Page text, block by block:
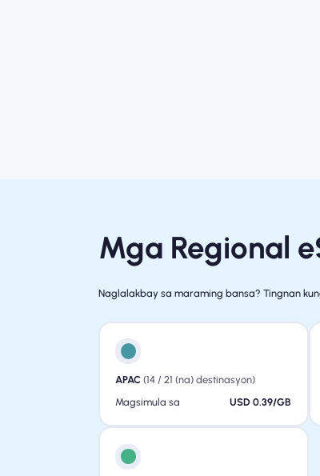
Mga Regional
Naglalakbay sa maraming bansa? Tingnan
APAC (14 / 21 (na) destinasyon)
Magsimula sa
USD 0.39/GB